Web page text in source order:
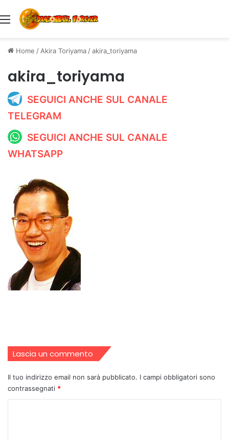
Menu
Home / Akira Toriyama /akira_toriyama
akira_toriyama
SEGUICI ANCHE SUL CANALE
TELEGRAM
SEGUICI ANCHE SUL CANALE
WHATSAPP
Lascia un commento
Il tuo indirizzo email non sarà pubblicato. I campi obbligatori sono
contrassegnati *